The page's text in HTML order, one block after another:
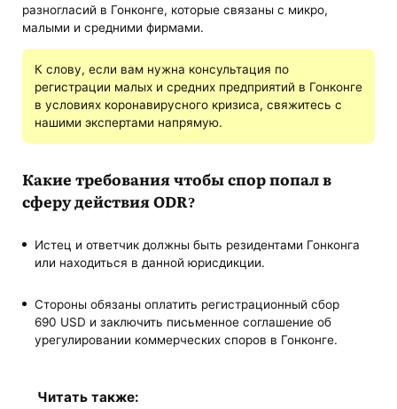
разногласий в Гонконге, которые связаны с микро,
малыми и средними фирмами.
К слову, если вам нужна консультация по
регистрации малых и средних предприятий в Гонконге
в условиях коронавирусного кризиса, свяжитесь с
нашими экспертами напрямую.
Какие требования чтобы спор попал в
сферу действия ODR?
Истец и ответчик должны быть резидентами Гонконга
или находиться в данной юрисдикции.
Стороны обязаны оплатить регистрационный сбор
690 USD и заключить письменное соглашение об
урегулировании коммерческих споров в Гонконге.
Читать также: